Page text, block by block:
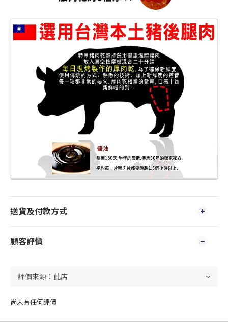
送貨及付款方式
顧客評價
尚未有任何評價